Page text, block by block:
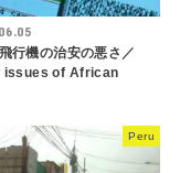
行機の治安の悪さ／
issues of African
Peru